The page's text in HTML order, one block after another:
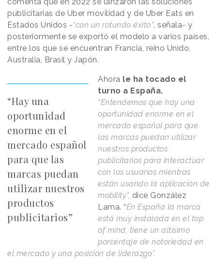
comenta que en 2022 se lanzaron las soluciones
publicitarias de Uber movilidad y de Uber Eats en
Estados Unidos -“con un rotundo éxito”, señala- y
posteriormente se exportó el modelo a varios países,
entre los que se encuentran Francia, reino Unido,
Australia, Brasil y Japón.
“Hay una
oportunidad
enorme en el
mercado español
para que las
marcas puedan
utilizar nuestros
productos
publicitarios”
Ahora le ha tocado el
turno a España.
“Entendemos que hay una
oportunidad enorme en el
mercado español para que
las marcas puedan utilizar
nuestros productos
publicitarios para interactuar
con los usuarios mientras
están usando la aplicación de
mobility”, dice González
Lama. “En España la marca
está muy instalada en el top
of mind, tiene un altísimo
porcentaje de notoriedad en
el mercado y una posición de liderazgo”.